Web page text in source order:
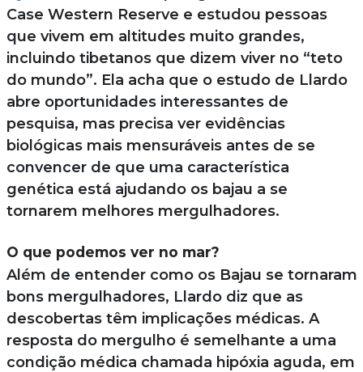
Case Western Reserve e estudou pessoas
que vivem em altitudes muito grandes,
incluindo tibetanos que dizem viver no “teto
do mundo”. Ela acha que o estudo de Llardo
abre oportunidades interessantes de
pesquisa, mas precisa ver evidências
biológicas mais mensuráveis antes de se
convencer de que uma característica
genética está ajudando os bajau a se
tornarem melhores mergulhadores.
O que podemos ver no mar?
Além de entender como os Bajau se tornaram
bons mergulhadores, Llardo diz que as
descobertas têm implicações médicas. A
resposta do mergulho é semelhante a uma
condição médica chamada hipóxia aguda, em